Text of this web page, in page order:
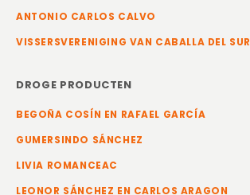
ANTONIO CARLOS CALVO
VISSERSVERENIGING VAN CABALLA DEL SUR
DROGE PRODUCTEN
BEGOÑA COSÍN EN RAFAEL GARCÍA
GUMERSINDO SÁNCHEZ
LIVIA ROMANCEAC
LEONOR SÁNCHEZ EN CARLOS ARAGON